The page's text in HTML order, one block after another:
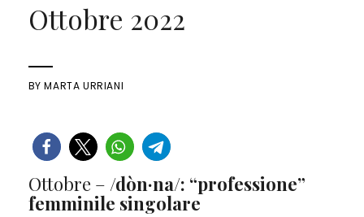
Ottobre 2022
BYMARTA URRIANI
Ottobre – /dòn·na/: “professione”
femminile singolare